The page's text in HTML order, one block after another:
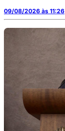
09/08/2026 às 11:26